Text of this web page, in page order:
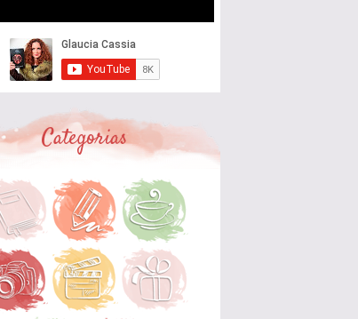
Categorias